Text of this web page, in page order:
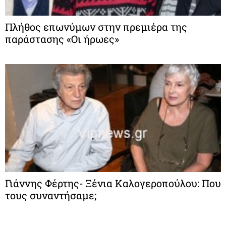
Πλήθος επωνύμων στην πρεμιέρα της
παράστασης «Οι ήρωες»
Γιάννης Φέρτης- Ξένια Καλογεροπούλου: Που
τους συναντήσαμε;